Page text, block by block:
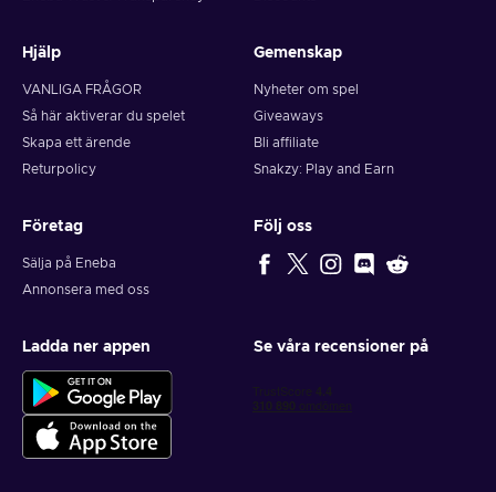
Hjälp
VANLIGA FRÅGOR
Så här aktiverar du spelet
Skapa ett ärende
Returpolicy
Gemenskap
Nyheter om spel
Giveaways
Bli affiliate
Snakzy: Play and Earn
Företag
Sälja på Eneba
Annonsera med oss
Följ oss
Ladda ner appen Se våra recensioner på